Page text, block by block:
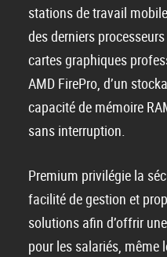
stations de travail
des derniers
cartes graphiques
AMD FirePro, d’un
capacité de mémoire
sans interruption.
Premium privilégie la
facilité de gestion et
solutions afin d’offrir
pour les salariés, même